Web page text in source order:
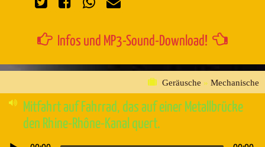
Infos und MP3-Sound-Download!
Geräusche » Mechanische
Mitfahrt auf Fahrrad, das auf einer Metallbrücke
den Rhine-Rhône-Kanal quert.